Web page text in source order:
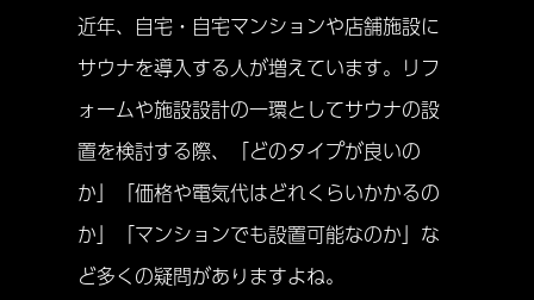
近年、自宅・自宅マンションや店舗施設に
サウナを導入する人が増えています。リフ
ォームや施設設計の一環としてサウナの設
置を検討する際、「どのタイプが良いの
か」「価格や電気代はどれくらいかかるの
か」「マンションでも設置可能なのか」な
ど多くの疑問がありますよね。